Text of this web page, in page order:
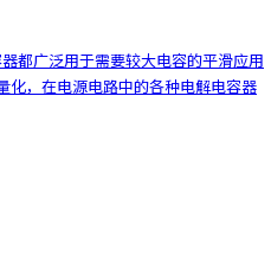
都广泛用于需要较大电容的平滑应用
化，在电源电路中的各种电解电容器